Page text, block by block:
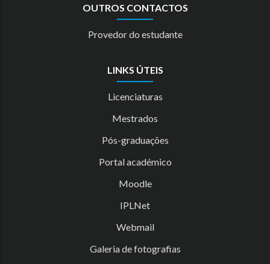
OUTROS CONTACTOS
Provedor do estudante
LINKS ÚTEIS
Licenciaturas
Mestrados
Pós-graduações
Portal académico
Moodle
IPLNet
Webmail
Galeria de fotografias